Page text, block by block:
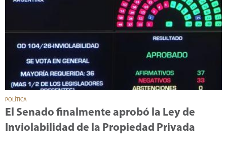
POLÍTICA
El Senado finalmente aprobó la Ley de
Inviolabilidad de la Propiedad Privada